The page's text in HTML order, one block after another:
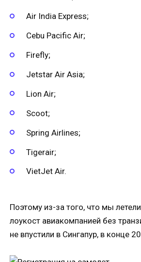
Air India Express;
Cebu Pacific Air;
Firefly;
Jetstar Air Asia;
Lion Air;
Scoot;
Spring Airlines;
Tigerair;
VietJet Air.
Поэтому из-за того, что мы
лоукост авиакомпанией без
не впустили в Сингапур, в конце